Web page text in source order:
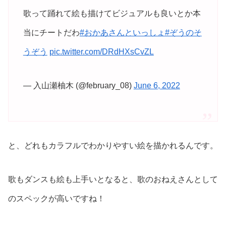
歌って踊れて絵も描けてビジュアルも良いとか本
当にチートだわ#おかあさんといっしょ #ぞうのそ
うぞう pic.twitter.com/DRdHXsCvZL
— 入山瀬柚木 (@february_08) June 6, 2022
と、どれもカラフルでわかりやすい絵を描かれるんです。
歌もダンスも絵も上手いとなると、歌のおねえさんとして
のスペックが高いですね！